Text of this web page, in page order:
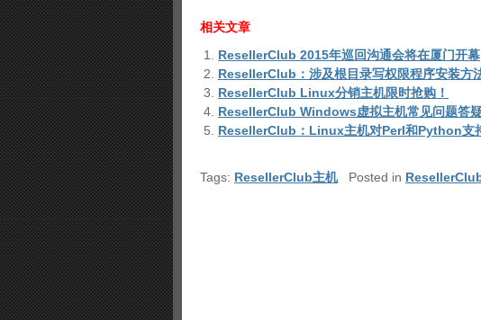
相关文章
ResellerClub 2015年巡回沟通会将在厦门开幕
ResellerClub：涉及根目录写权限程序安装方
ResellerClub Linux分销主机限时抢购！
ResellerClub Windows虚拟主机常见问题答
ResellerClub：Linux主机对Perl和Python支
Tags: ResellerClub主机Posted in